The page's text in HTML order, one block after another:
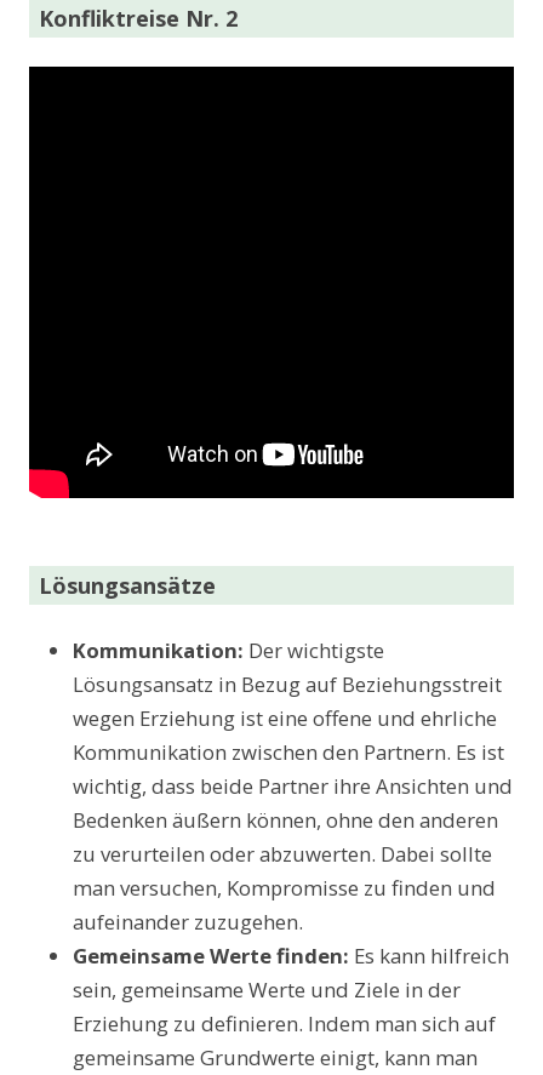
Konfliktreise Nr. 2
Lösungsansätze
Kommunikation: Der wichtigste
Lösungsansatz in Bezug auf Beziehungsstreit
wegen Erziehung ist eine offene und ehrliche
Kommunikation zwischen den Partnern. Es ist
wichtig, dass beide Partner ihre Ansichten und
Bedenken äußern können, ohne den anderen
zu verurteilen oder abzuwerten. Dabei sollte
man versuchen, Kompromisse zu finden und
aufeinander zuzugehen.
Gemeinsame Werte finden: Es kann hilfreich
sein, gemeinsame Werte und Ziele in der
Erziehung zu definieren. Indem man sich auf
gemeinsame Grundwerte einigt, kann man